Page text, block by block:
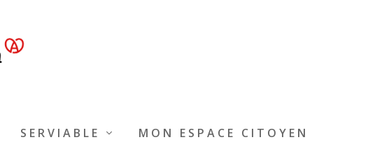
SERVIABLE MON ESPACE CITOYEN